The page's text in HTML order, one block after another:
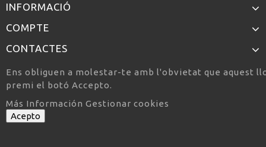
INFORMACIÓ
COMPTE
CONTACTES
Ens obliguen a molestar-te amb l'obvietat que aquest
premi el botó Accepto.
Más Información Gestionar cookies
Acepto